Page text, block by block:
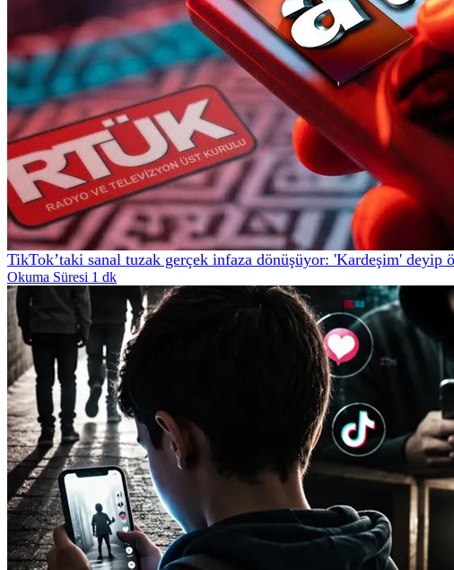
TikTok’taki sanal tuzak gerçek infaza dönüşüyor: 'Kardeşim' deyip
Okuma Süresi 1 dk